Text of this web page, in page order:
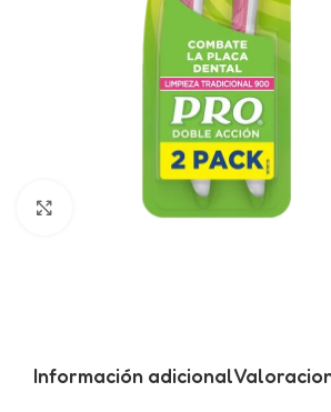
Click to enlarge
Información adicional